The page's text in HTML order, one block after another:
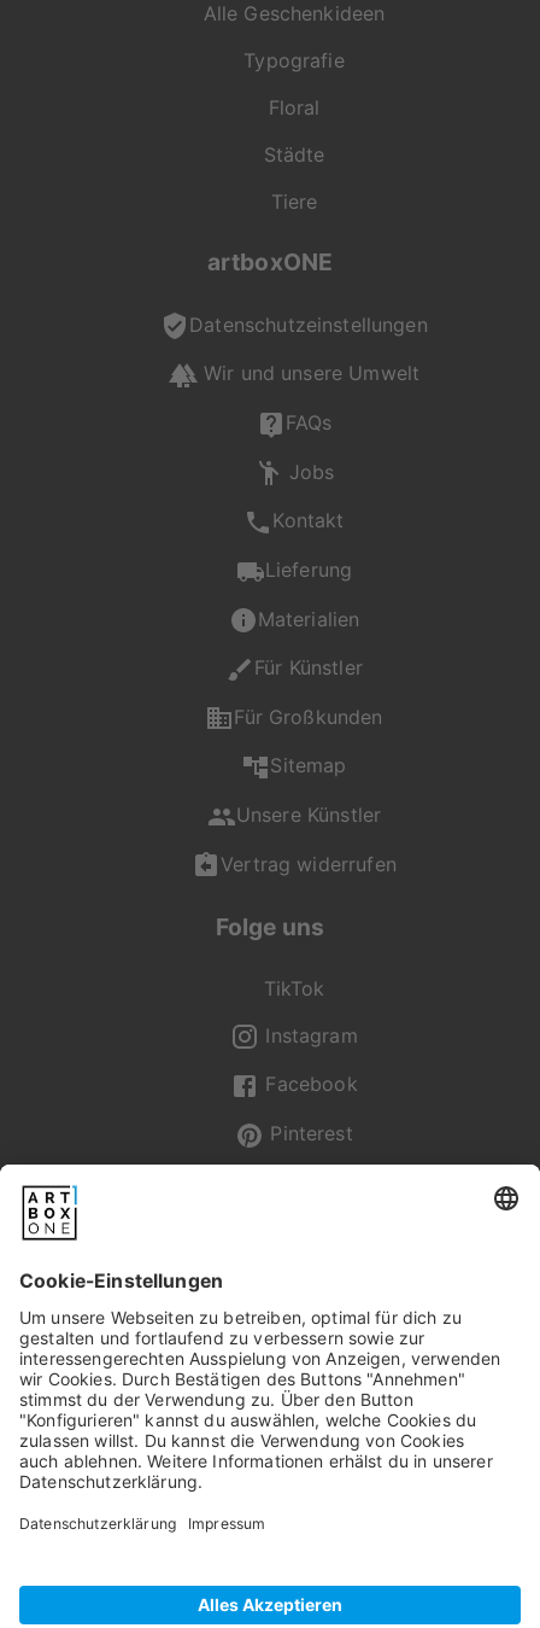
Alle Geschenkideen
Typografie
Floral
Städte
Tiere
artboxONE
Datenschutzeinstellungen
Wir und unsere Umwelt
FAQs
Jobs
Kontakt
Lieferung
Materialien
Für Künstler
Für Großkunden
Sitemap
Unsere Künstler
Vertrag widerrufen
Folge uns
TikTok
Instagram
Facebook
Pinterest
Pixum
Widerrufsbelehrung
Datenschutz
AGB/Kundeninfos
Impressum